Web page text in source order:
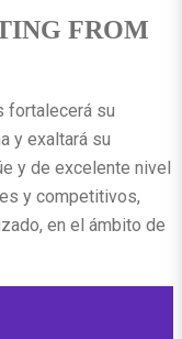
FROM
fortalecerá su
y exaltará su
y de excelente nivel
y competitivos,
en el ámbito de